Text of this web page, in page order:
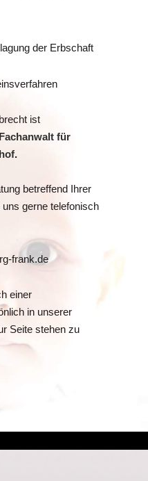
der Erbschaft
ist
für
.
betreffend Ihrer
gerne telefonisch
frank.de
einer
in unserer
Seite stehen zu